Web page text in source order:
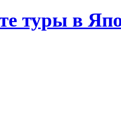
туры в